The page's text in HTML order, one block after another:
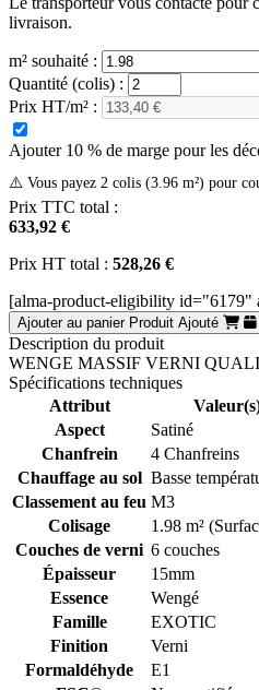
livraison.
m² souhaité :
Quantité (colis) :
Prix HT/m² :
Ajouter 10 % de marge pour les
⚠️ Vous payez 2 colis (3.96 m²) pour
Prix TTC total :
633,92 €
Prix HT total : 528,26 €
[alma-product-eligibility id="6179"
Ajouter au panier Produit Ajouté
Description du produit
WENGE MASSIF VERNI
Spécifications techniques
Attribut
Aspect
Satiné
Chanfrein
4 Chanfreins
Chauffage au sol Basse
Classement au feu M3
Colisage
1.98 m²
Couches de verni 6 couches
Épaisseur
15mm
Essence
Wengé
Famille
EXOTIC
Finition
Verni
Formaldéhyde
E1